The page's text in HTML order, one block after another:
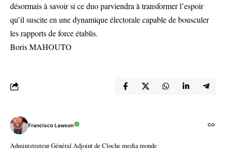
désormais à savoir si ce duo parviendra à transformer l’espoir
qu’il suscite en une dynamique électorale capable de bousculer
les rapports de force établis.
Boris MAHOUTO
Francisco Lawson
Administrateur Général Adjoint de Cloche media monde